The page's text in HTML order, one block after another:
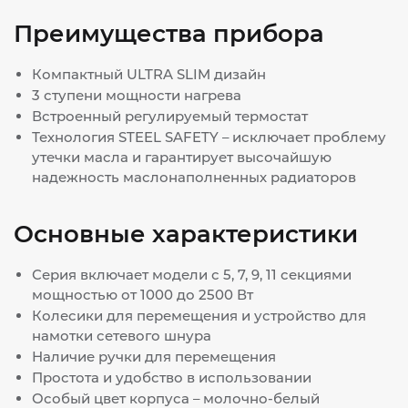
Преимущества прибора
Компактный ULTRA SLIM дизайн
3 ступени мощности нагрева
Встроенный регулируемый термостат
Технология STEEL SAFETY – исключает проблему
утечки масла и гарантирует высочайшую
надежность маслонаполненных радиаторов
Основные характеристики
Серия включает модели с 5, 7, 9, 11 секциями
мощностью от 1000 до 2500 Вт
Колесики для перемещения и устройство для
намотки сетевого шнура
Наличие ручки для перемещения
Простота и удобство в использовании
Особый цвет корпуса – молочно-белый